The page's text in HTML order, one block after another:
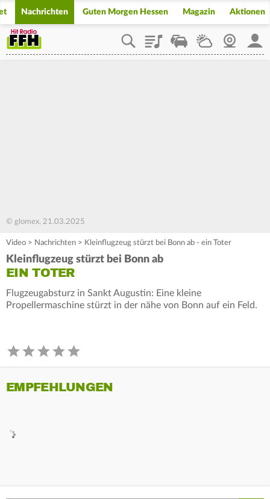
Nachrichten Guten Morgen Hessen Magazin Aktionen
PlaylistStaupilotWetterWebcam
© glomex, 21.03.2025
Video > Nachrichten > Kleinflugzeug stürzt bei Bonn ab - ein Toter
Kleinflugzeug stürzt bei Bonn ab
EIN TOTER
Flugzeugabsturz in Sankt Augustin: Eine kleine
Propellermaschine stürzt in der nähe von Bonn auf ein Feld.
EMPFEHLUNGEN